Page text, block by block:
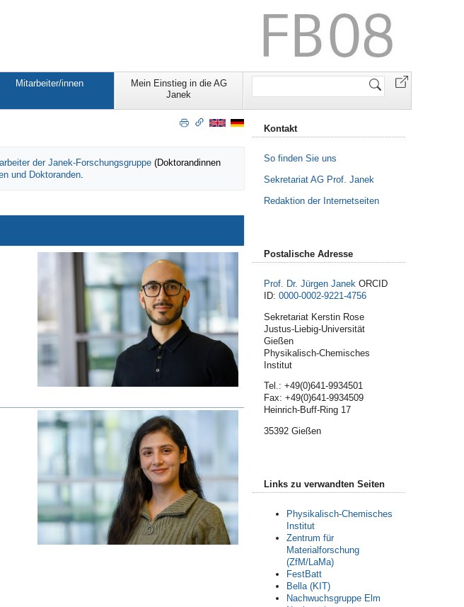
Mitarbeiter/innen
Mein Einstieg in die AG
Janek
Website
der Janek-Forschungsgruppe(Doktorandinnen
und Doktoranden.
Kontakt
So finden Sie uns
Sekretariat AG Prof. Janek
Redaktion der Internetseiten
Postalische Adresse
Prof. Dr. Jürgen Janek ORCID
ID: 0000-0002-9221-4756
Sekretariat Kerstin Rose
Justus-Liebig-Universität
Gießen
Physikalisch-Chemisches
Institut
Tel.: +49(0)641-9934501
Fax: +49(0)641-9934509
Heinrich-Buff-Ring 17
35392 Gießen
Links zu verwandten Seiten
Physikalisch-Chemisches
Institut
Zentrum für
Materialforschung
(ZfM/LaMa)
FestBatt
Bella (KIT)
Nachwuchsgruppe Elm